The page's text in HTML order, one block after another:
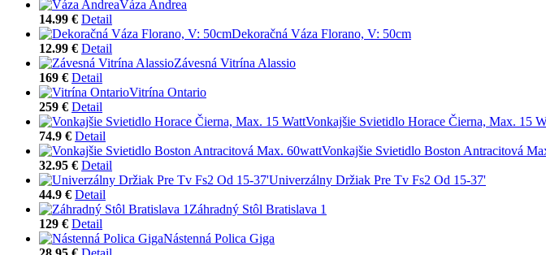
Váza Andrea
14.99 € Detail
Dekoračná Váza Florano, V: 50cm
12.99 € Detail
Závesná Vitrína Alassio
169 € Detail
Vitrína Ontario
259 € Detail
Vonkajšie Svietidlo Horace Čierna, Max. 15
74.9 € Detail
Vonkajšie Svietidlo Boston Antracitová
32.95 € Detail
Univerzálny Držiak Pre Tv Fs2 Od 15-37'
44.9 € Detail
Záhradný Stôl Bratislava 1
129 € Detail
Nástenná Polica Giga